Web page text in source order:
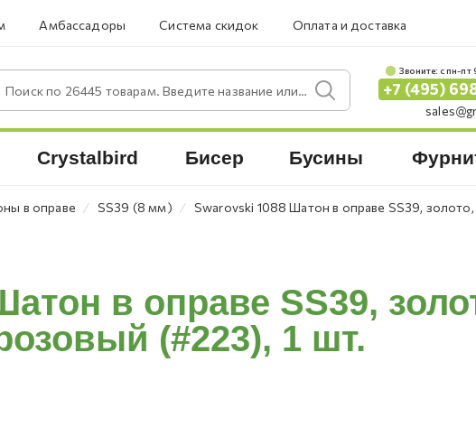
Амбассадоры Система скидок Оплата и доставка
Поиск по 26445 товарам. Введите название или артикул.
Звоните: c пн-пт
+7 (495)
Crystalbird Бисер Бусины
в оправе ⁄ SS39 (8 мм) ⁄ Swarovski 1088 Шатон в оправе SS39,
в оправе SS39,
(#223), 1 шт.